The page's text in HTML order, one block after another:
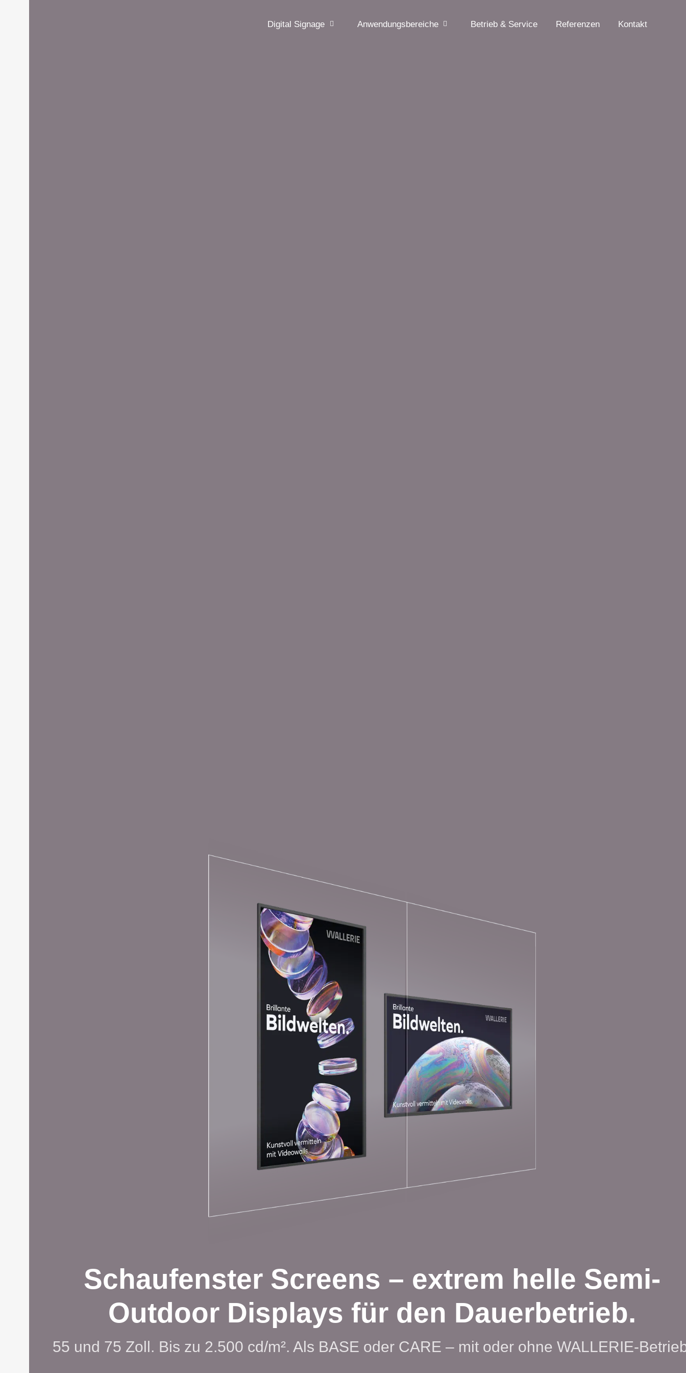
Digital Signage Anwendungsbereiche Betrieb & Service Referenzen Kontakt
Schaufenster Screens – extrem helle Semi-
Outdoor Displays für den Dauerbetrieb.
55 und 75 Zoll. Bis zu 2.500 cd/m². Als BASE oder CARE – mit oder ohne WALLERIE-